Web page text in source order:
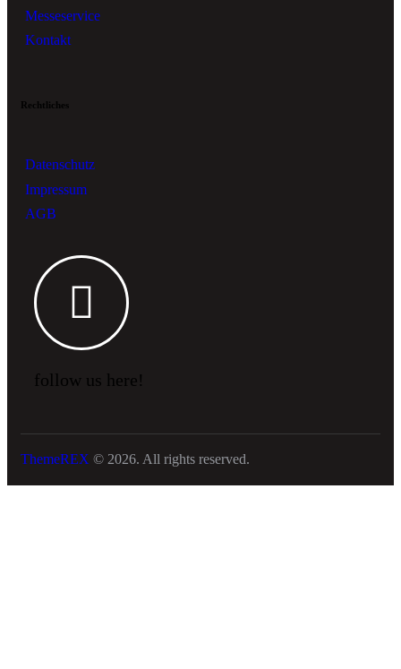
Messeservice
Kontakt
Rechtliches
Datenschutz
Impressum
AGB
follow us here!
ThemeREX © 2026. All rights reserved.